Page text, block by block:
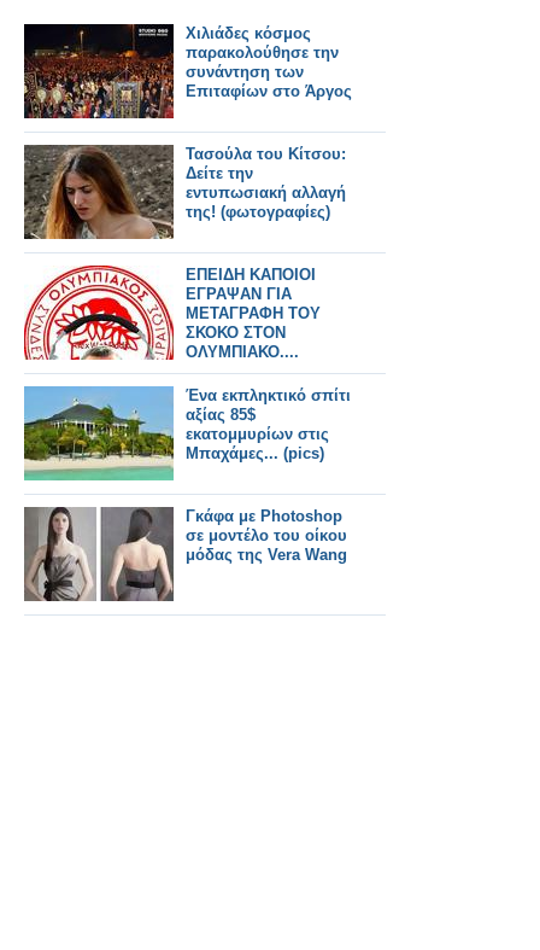
Χιλιάδες κόσμος
παρακολούθησε την
συνάντηση των
Επιταφίων στο Άργος
Τασούλα του Κίτσου:
Δείτε την
εντυπωσιακή αλλαγή
της! (φωτογραφίες)
EΠΕΙΔΗ ΚΑΠΟΙΟΙ
ΕΓΡΑΨΑΝ ΓΙΑ
ΜΕΤΑΓΡΑΦΗ ΤΟΥ
ΣΚΟΚΟ ΣΤΟΝ
ΟΛΥΜΠΙΑΚΟ....
Ένα εκπληκτικό σπίτι
αξίας 85$
εκατομμυρίων στις
Μπαχάμες... (pics)
Γκάφα με Photoshop
σε μοντέλο του οίκου
μόδας της Vera Wang